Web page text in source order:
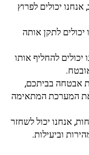
יכולים לפרוץ
לתקן אותה
להחליף אותו
אבטחה בביתכם,
את המערכת המתאימה
אנחנו יכול לשחזר
וביעילות.